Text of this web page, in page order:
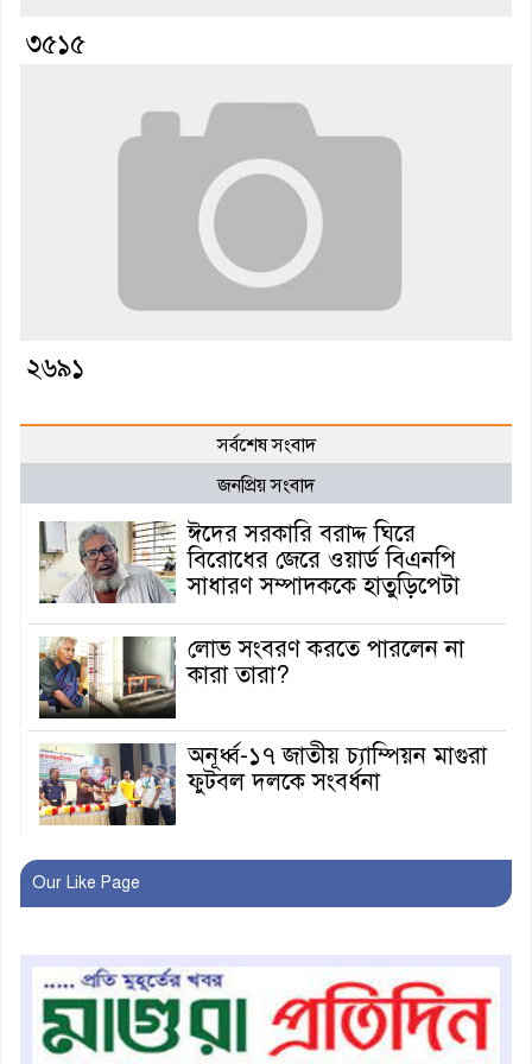
৩৫১৫
২৬৯১
সর্বশেষ সংবাদ
জনপ্রিয় সংবাদ
ঈদের সরকারি বরাদ্দ ঘিরে
বিরোধের জেরে ওয়ার্ড বিএনপি
সাধারণ সম্পাদককে হাতুড়িপেটা
লোভ সংবরণ করতে পারলেন না
কারা তারা?
অনূর্ধ্ব-১৭ জাতীয় চ্যাম্পিয়ন মাগুরা
ফুটবল দলকে সংবর্ধনা
রোববার থেকে ভারতীয় ট্যুরিস্ট
মাগুরায় জাতীয় ভিটামিন ‘এ’ প্লাস
ক্যাম্পেইন উপলক্ষে সাংবাদিক
অবহিতকরণ
Our Like Page